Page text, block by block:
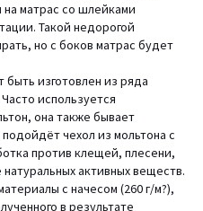
матрас со шлейками
Такой недорогой
но с боков матрас будет
изготовлен из ряда
используется
она также бывает
чехол из мольтона с
против клещей, плесени,
активных веществ.
с начесом (260 г/м?),
в результате